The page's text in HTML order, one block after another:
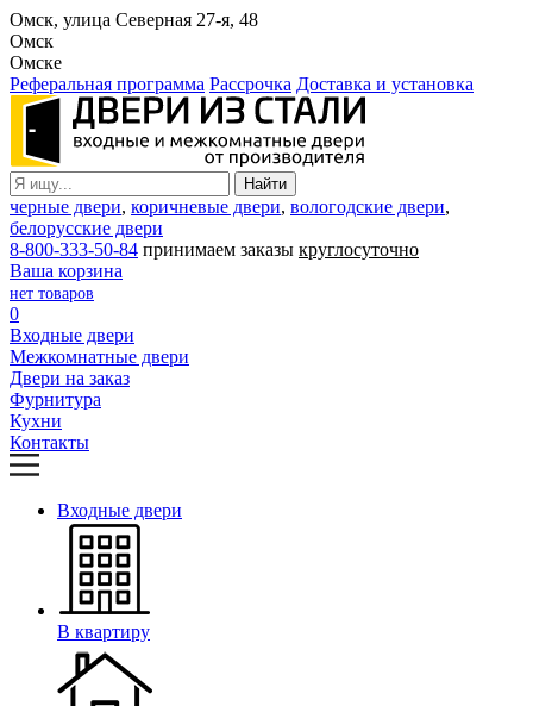
Омск, улица Северная 27-я, 48
Омск
Омске
Реферальная программа Рассрочка Доставка и установка
черные двери, коричневые двери, вологодские двери,
белорусские двери
8-800-333-50-84 принимаем заказы круглосуточно
Ваша корзина
нет товаров
0
Входные двери
Межкомнатные двери
Двери на заказ
Фурнитура
Кухни
Контакты
Входные двери
В квартиру